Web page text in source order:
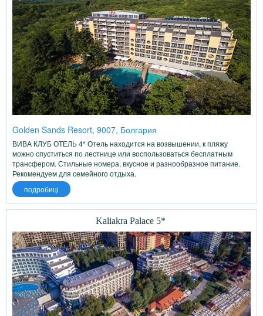
Golden Sands Resort, 9007, Болгария
ВИВА КЛУБ ОТЕЛЬ 4* Отель находится на возвышении, к пляжу
можно спуститься по лестнице или воспользоваться бесплатным
трансфером. Стильные номера, вкусное и разнообразное питание.
Рекомендуем для семейного отдыха.
подробиці
Kaliakra Palace 5*